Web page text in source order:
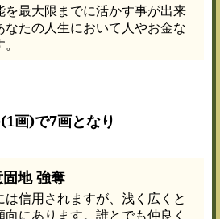
を最大限までに活かす事が出来
なたの人生において人やお金な
画)で7画となり
地 強奪
信用されますが、浅く広くと
にあります。誰とでも仲良く